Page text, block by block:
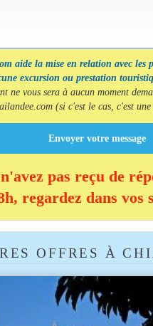
aide la mise en relation avec les
excursion ou prestation
ne vous sera à aucun moment
(si c'est le cas, c'est
Envoyer votre message
pas reçu de
regardez dans vos
OFFRES À